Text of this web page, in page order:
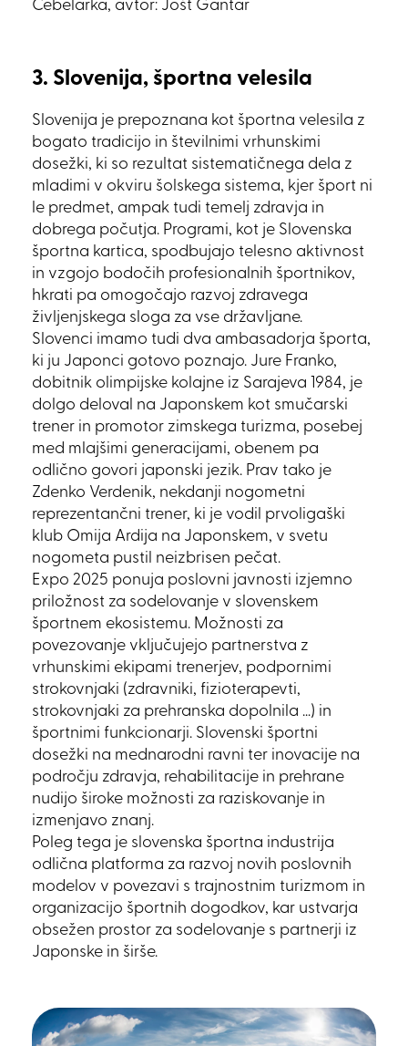
Čebelarka, avtor: Jošt Gantar
3. Slovenija, športna velesila
Slovenija je prepoznana kot športna velesila z
bogato tradicijo in številnimi vrhunskimi
dosežki, ki so rezultat sistematičnega dela z
mladimi v okviru šolskega sistema, kjer šport ni
le predmet, ampak tudi temelj zdravja in
dobrega počutja. Programi, kot je Slovenska
športna kartica, spodbujajo telesno aktivnost
in vzgojo bodočih profesionalnih športnikov,
hkrati pa omogočajo razvoj zdravega
življenjskega sloga za vse državljane.
Slovenci imamo tudi dva ambasadorja športa,
ki ju Japonci gotovo poznajo. Jure Franko,
dobitnik olimpijske kolajne iz Sarajeva 1984, je
dolgo deloval na Japonskem kot smučarski
trener in promotor zimskega turizma, posebej
med mlajšimi generacijami, obenem pa
odlično govori japonski jezik. Prav tako je
Zdenko Verdenik, nekdanji nogometni
reprezentančni trener, ki je vodil prvoligaški
klub Omija Ardija na Japonskem, v svetu
nogometa pustil neizbrisen pečat.
Expo 2025 ponuja poslovni javnosti izjemno
priložnost za sodelovanje v slovenskem
športnem ekosistemu. Možnosti za
povezovanje vključujejo partnerstva z
vrhunskimi ekipami trenerjev, podpornimi
strokovnjaki (zdravniki, fizioterapevti,
strokovnjaki za prehranska dopolnila …) in
športnimi funkcionarji. Slovenski športni
dosežki na mednarodni ravni ter inovacije na
področju zdravja, rehabilitacije in prehrane
nudijo široke možnosti za raziskovanje in
izmenjavo znanj.
Poleg tega je slovenska športna industrija
odlična platforma za razvoj novih poslovnih
modelov v povezavi s trajnostnim turizmom in
organizacijo športnih dogodkov, kar ustvarja
obsežen prostor za sodelovanje s partnerji iz
Japonske in širše.